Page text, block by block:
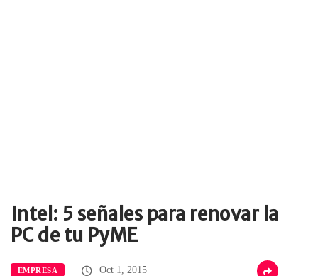
Intel: 5 señales para renovar la
PC de tu PyME
EMPRESA Oct 1, 2015